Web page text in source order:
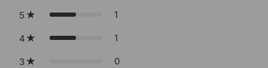
5 1
4 1
3 0